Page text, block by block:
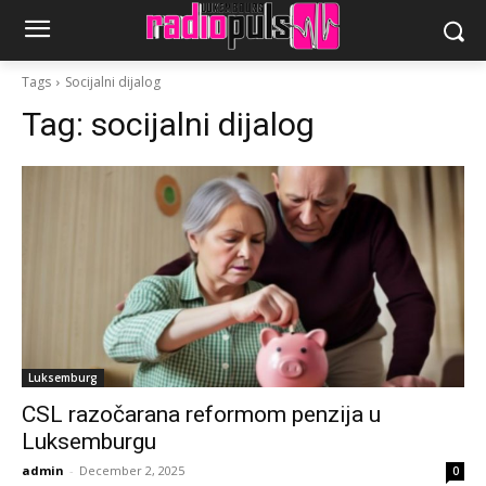
Tags Socijalni dijalog
Tag: socijalni dijalog
Luksemburg
CSL razočarana reformom penzija u
Luksemburgu
admin - December 2, 2025 0